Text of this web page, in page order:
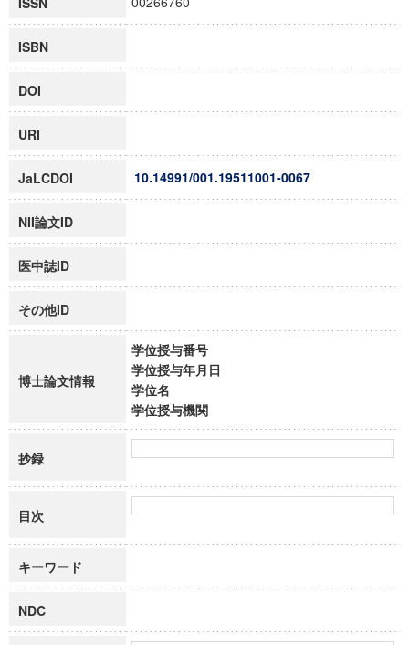
ISBN
DOI
URI
JaLCDOI 10.14991/001.19511001-0067
NII論文ID
医中誌ID
その他ID
博士論文情報
学位授与番号
学位授与年月日
学位名
学位授与機関
抄録
目次
キーワード
NDC